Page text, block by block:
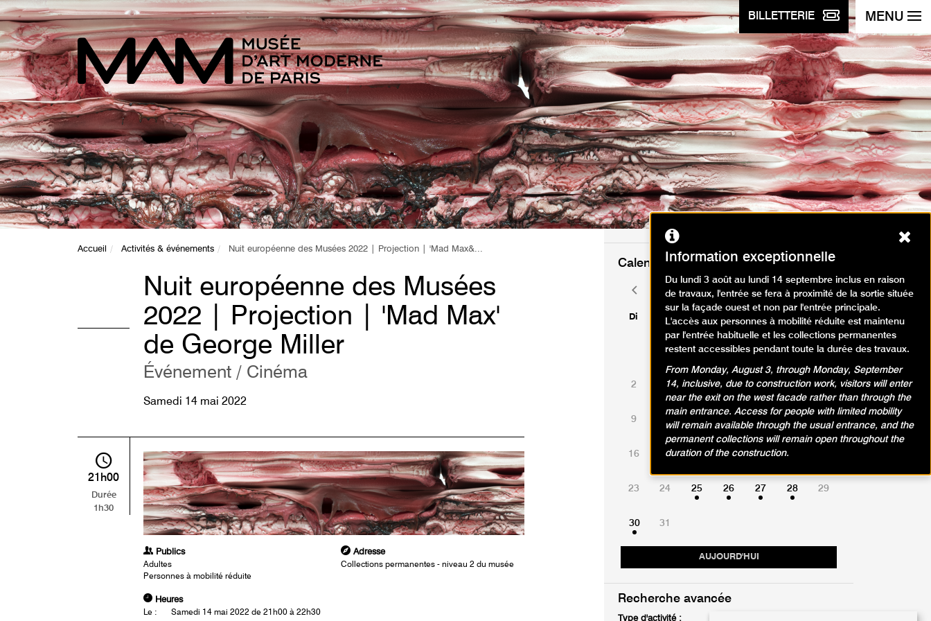
BILLETTERIE MENU
Accueil Activités & événements Nuit européenne des Musées 2022 | Projection | 'Mad Max&...
Nuit européenne des Musées
2022 | Projection | 'Mad Max'
de George Miller
Événement / Cinéma
Samedi 14 mai 2022
21h00
Durée
1h30
Publics
Adultes
Personnes à mobilité réduite
Adresse
Collections permanentes - niveau 2 du musée
Heures
Le : Samedi 14 mai 2022 de 21h00 à 22h30
Calendrier des événements
août 2026
Di Lu Ma Ve Sa
AUJOURD'HUI
1
2 3 4 5 6 7 8
9 12 13 14
16 17 18 19 20 21
23 24 25 26 27 28 29
30 31
Mois
précédent
Mois
suivant
Recherche avancée
Type d'activité :
Information exceptionnelle
Du lundi 3 août au lundi 14 septembre inclus en raison
de travaux, l'entrée se fera à proximité de la sortie située
sur la façade ouest et non par l'entrée principale.
L'accès aux personnes à mobilité réduite est maintenu
par l'entrée habituelle et les collections permanentes
restent accessibles pendant toute la durée des travaux.
From Monday, August 3, through Monday, September
14, inclusive, due to construction work, visitors will enter
near the exit on the west facade rather than through the
main entrance. Access for people with limited mobility
will remain available through the usual entrance, and the
permanent collections will remain open throughout the
duration of the construction.